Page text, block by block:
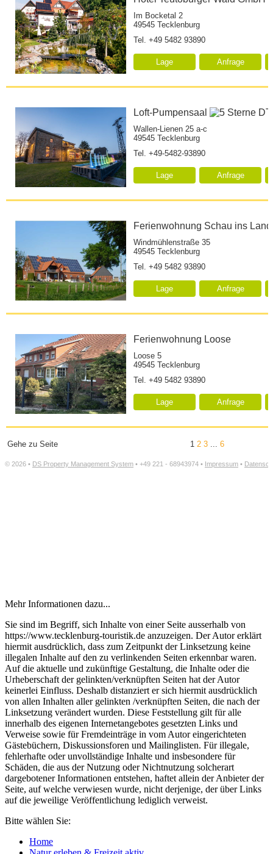
Mehr Informationen dazu...
Sie sind im Begriff, sich Inhalte von einer Seite ausserhalb von
https://www.tecklenburg-touristik.de anzuzeigen. Der Autor erklärt
hiermit ausdrücklich, dass zum Zeitpunkt der Linksetzung keine
illegalen Inhalte auf den zu verlinkenden Seiten erkennbar waren.
Auf die aktuelle und zukünftige Gestaltung, die Inhalte oder die
Urheberschaft der gelinkten/verknüpften Seiten hat der Autor
keinerlei Einfluss. Deshalb distanziert er sich hiermit ausdrücklich
von allen Inhalten aller gelinkten /verknüpften Seiten, die nach der
Linksetzung verändert wurden. Diese Feststellung gilt für alle
innerhalb des eigenen Internetangebotes gesetzten Links und
Verweise sowie für Fremdeinträge in vom Autor eingerichteten
Gästebüchern, Diskussionsforen und Mailinglisten. Für illegale,
fehlerhafte oder unvollständige Inhalte und insbesondere für
Schäden, die aus der Nutzung oder Nichtnutzung solcherart
dargebotener Informationen entstehen, haftet allein der Anbieter der
Seite, auf welche verwiesen wurde, nicht derjenige, der über Links
auf die jeweilige Veröffentlichung lediglich verweist.
Bitte wählen Sie:
Home